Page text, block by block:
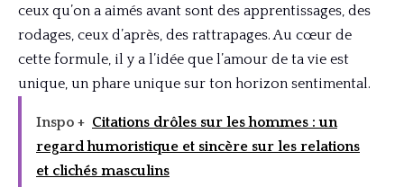
ceux qu’on a aimés avant sont des apprentissages, des
rodages, ceux d’après, des rattrapages. Au cœur de
cette formule, il y a l’idée que l’amour de ta vie est
unique, un phare unique sur ton horizon sentimental.
Inspo + Citations drôles sur les hommes : un
regard humoristique et sincère sur les relations
et clichés masculins